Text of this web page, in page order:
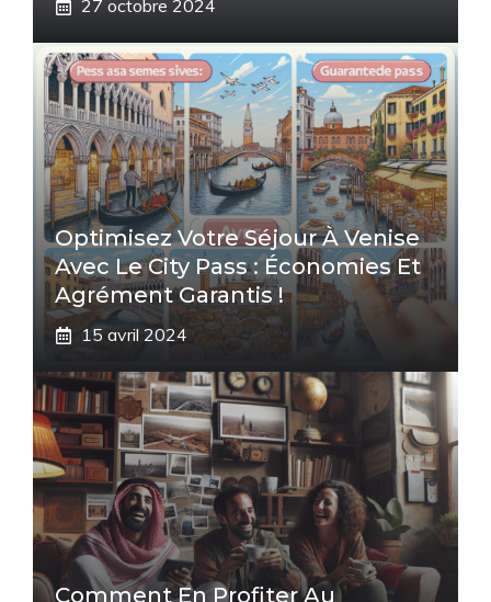
27 octobre 2024
Optimisez Votre Séjour À Venise
Avec Le City Pass : Économies Et
Agrément Garantis !
15 avril 2024
Comment En Profiter Au